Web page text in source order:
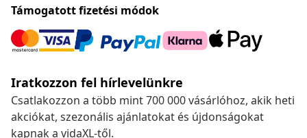
Támogatott fizetési módok
Iratkozzon fel hírlevelünkre
Csatlakozzon a több mint 700 000 vásárlóhoz, akik heti
akciókat, szezonális ajánlatokat és újdonságokat
kapnak a vidaXL-től.